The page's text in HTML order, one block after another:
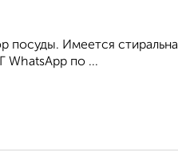
посуды. Имеется
WhatsApp по ...